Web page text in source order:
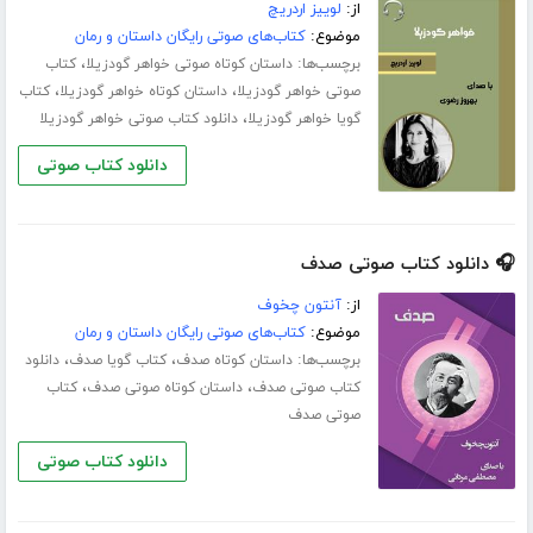
از: لوییز اردریچ
موضوع:کتاب‌های صوتی رایگان داستان و رمان
برچسب‌ها:داستان کوتاه صوتی خواهر گودزیلا،کتاب
صوتی خواهر گودزیلا،داستان کوتاه خواهر گودزیلا،کتاب
گویا خواهر گودزیلا،دانلود کتاب صوتی خواهر گودزیلا
دانلود کتاب صوتی
🎧 دانلود کتاب صوتی صدف
از:آنتون چخوف
موضوع:کتاب‌های صوتی رایگان داستان و رمان
برچسب‌ها:داستان کوتاه صدف،کتاب گویا صدف،دانلود
کتاب صوتی صدف،داستان کوتاه صوتی صدف،کتاب
صوتی صدف
دانلود کتاب صوتی